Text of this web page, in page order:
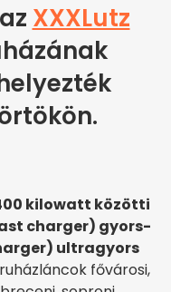
XXXLutz
kilowatt közötti
charger) gyors-
ultragyors
fővárosi,